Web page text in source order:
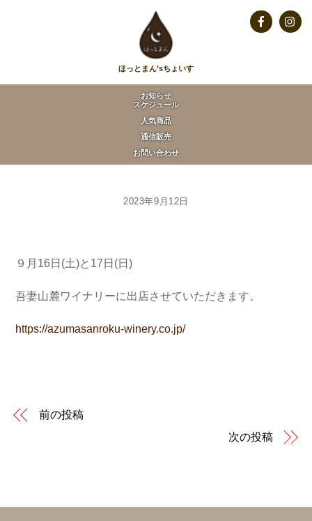
ほっとまん’sちょいす
お知らせ
スケジュール
人気商品
通信販売
お問い合わせ
Facebook
2023年9月12日
９月16日(土)と17日(日)
吾妻山麓ワイナリーに出店させていただきます。
https://azumasanroku-winery.co.jp/
前の投稿
次の投稿